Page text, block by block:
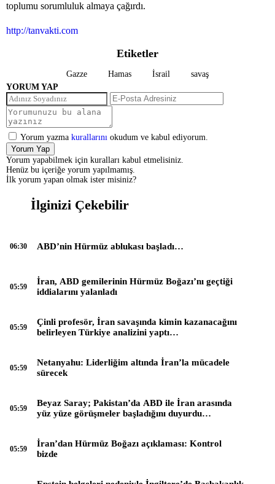
toplumu sorumluluk almaya çağırdı.
http://tanvakti.com
Etiketler
Gazze Hamas İsrail
savaş
YORUM YAP
Yorum yazma kurallarını okudum ve kabul ediyorum.
Yorum Yap
Yorum yapabilmek için kuralları kabul etmelisiniz.
Henüz bu içeriğe yorum yapılmamış.
İlk yorum yapan olmak ister misiniz?
İlginizi Çekebilir
ABD’nin Hürmüz ablukası başladı…
06:30
İran, ABD gemilerinin Hürmüz Boğazı’nı geçtiği
iddialarını yalanladı
05:59
Çinli profesör, İran savaşında kimin kazanacağını
belirleyen Türkiye analizini yaptı…
05:59
Netanyahu: Liderliğim altında İran’la mücadele
sürecek
05:59
Beyaz Saray; Pakistan’da ABD ile İran arasında
yüz yüze görüşmeler başladığını duyurdu…
05:59
İran’dan Hürmüz Boğazı açıklaması: Kontrol
bizde
05:59